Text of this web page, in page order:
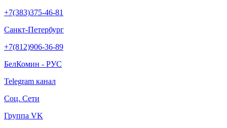
+7(383)375-46-81
Санкт-Петербург
+7(812)906-36-89
БелКомин - РУС
Telegram канал
Соц. Сети
Группа VK